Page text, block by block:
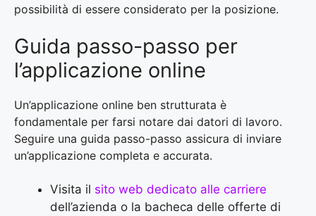
possibilità di essere considerato per la posizione.
Guida passo-passo per
l’applicazione online
Un’applicazione online ben strutturata è
fondamentale per farsi notare dai datori di lavoro.
Seguire una guida passo-passo assicura di inviare
un’applicazione completa e accurata.
Visita il sito web dedicato alle carriere
dell’azienda o la bacheca delle offerte di